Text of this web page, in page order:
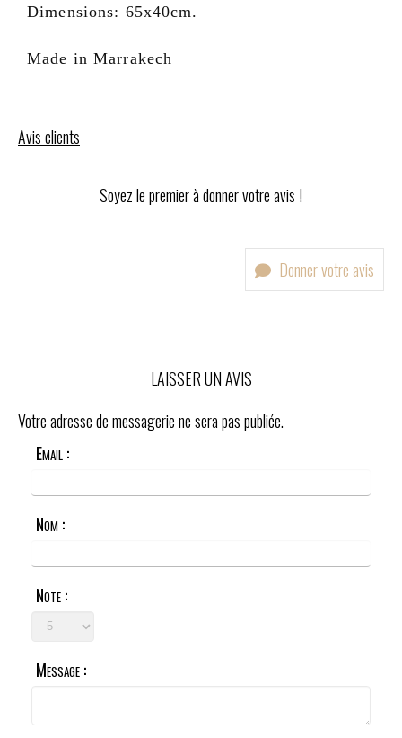
Dimensions: 65x40cm.
Made in Marrakech
Avis clients
Soyez le premier à donner votre avis !
Donner votre avis
LAISSER UN AVIS
Votre adresse de messagerie ne sera pas publiée.
Email :
Nom :
Note :
Message :